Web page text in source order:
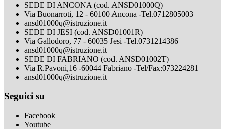
SEDE DI ANCONA (cod. ANSD01000Q)
Via Buonarroti, 12 - 60100 Ancona -Tel.0712805003
ansd01000q@istruzione.it
SEDE DI JESI (cod. ANSD01001R)
Via Gallodoro, 77 - 60035 Jesi -Tel.0731214386
ansd01000q@istruzione.it
SEDE DI FABRIANO (cod. ANSD01002T)
Via R.Pavoni,16 -60044 Fabriano -Tel/Fax:073224281
ansd01000q@istruzione.it
Seguici su
Facebook
Youtube